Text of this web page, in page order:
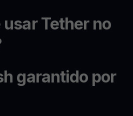
usar Tether no
garantido por